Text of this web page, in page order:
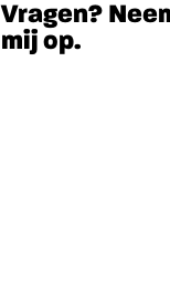
Vragen?
mij op.